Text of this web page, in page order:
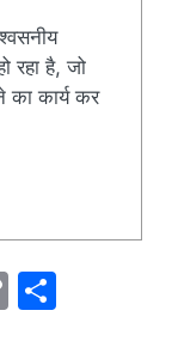
रहा है, जो
कार्य कर
C